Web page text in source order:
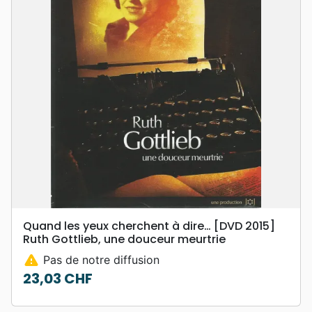
Quand les yeux cherchent à dire… [DVD 2015]
Ruth Gottlieb, une douceur meurtrie
warning Pas de notre diffusion
Prix
23,03 CHF